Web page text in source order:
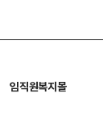
임직원복지몰